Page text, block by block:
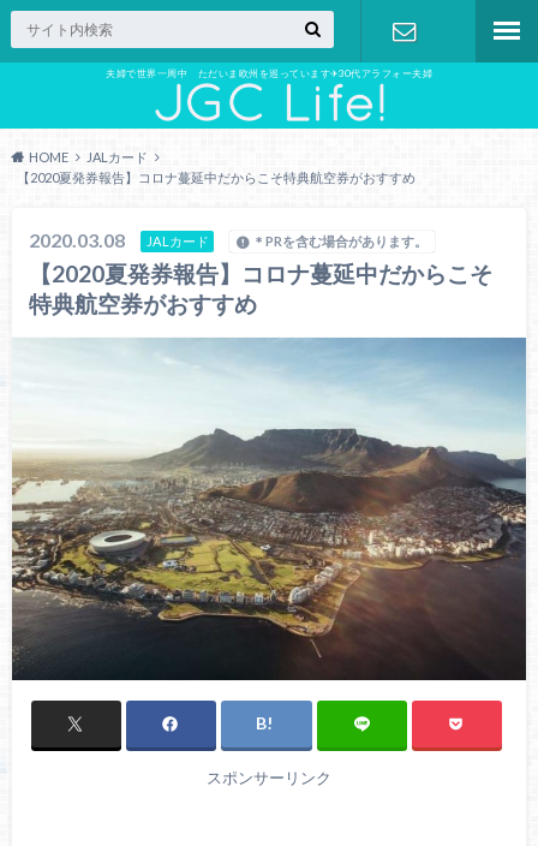
夫婦で世界一周中 ただいま欧州を巡っています✈︎30代アラフォー夫婦
お問い合わ
HOME
JALカード
【2020夏発券報告】コロナ蔓延中だからこそ特典航空券がおすすめ
2020.03.08 JALカード ＊PRを含む場合があります。
【2020夏発券報告】コロナ蔓延中だからこそ
特典航空券がおすすめ
スポンサーリンク